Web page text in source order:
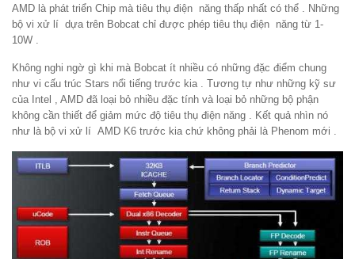
AMD là phát triển Chip mà tiêu thụ điện năng thấp nhất có thể . Những
bộ vi xử lí dựa trên Bobcat chỉ được phép tiêu thụ điện năng từ 1-
10W .
Không nghi ngờ gì khi mà Bobcat ít nhiều có những đặc điểm chung
như vi cấu trúc Stars nổi tiếng trước kia . Tương tự như những kỹ sư
của Intel , AMD đã loại bỏ nhiều đặc tính và loại bỏ những bộ phận
không cần thiết để giảm mức độ tiêu thụ điện năng . Kết quả nhìn nó
như là bộ vi xử lí AMD K6 trước kia chứ không phải là Phenom mới .